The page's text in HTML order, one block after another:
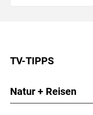
TV-TIPPS
Natur + Reisen